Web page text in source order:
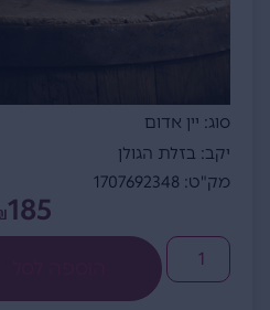
סוג: יין אדום
יקב: בזלת הגולן
מק"ט: 1707692348
185